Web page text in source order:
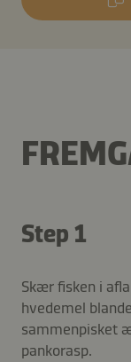
Step 1
Skær fisken i
hvedemel
sammenpisket
pankorasp.